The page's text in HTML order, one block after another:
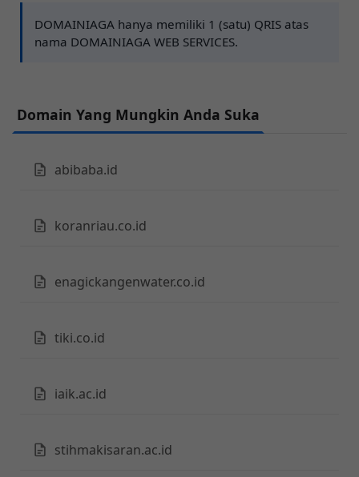
DOMAINIAGA hanya memiliki 1 (satu) QRIS atas
nama DOMAINIAGA WEB SERVICES.
Domain Yang Mungkin Anda Suka
abibaba.id
koranriau.co.id
enagickangenwater.co.id
tiki.co.id
iaik.ac.id
stihmakisaran.ac.id